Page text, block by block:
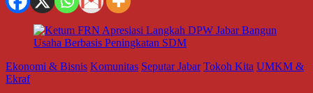
Ekonomi & Bisnis Komunitas Seputar Jabar Tokoh Kita UMKM &
Ekraf